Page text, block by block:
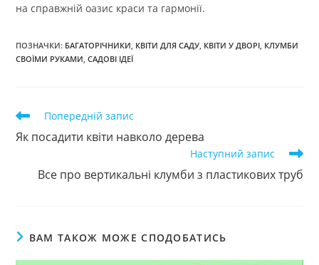
на справжній оазис краси та гармонії.
ПОЗНАЧКИ: БАГАТОРІЧНИКИ, КВІТИ ДЛЯ САДУ, КВІТИ У ДВОРІ, КЛУМБИ
СВОЇМИ РУКАМИ, САДОВІ ІДЕЇ
Прочитати
статей
Попередній запис
Як посадити квіти навколо дерева
Наступний запис
Все про вертикальні клумби з пластикових труб
ВАМ ТАКОЖ МОЖЕ СПОДОБАТИСЬ